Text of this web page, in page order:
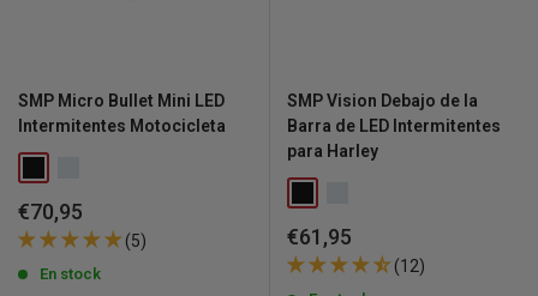
SMP Micro Bullet Mini LED
Intermitentes Motocicleta
Precio
de
venta
€70,95
(5)
En stock
SMP Vision Debajo de la
Barra de LED Intermitentes
para Harley
Precio
de
venta
€61,95
(12)